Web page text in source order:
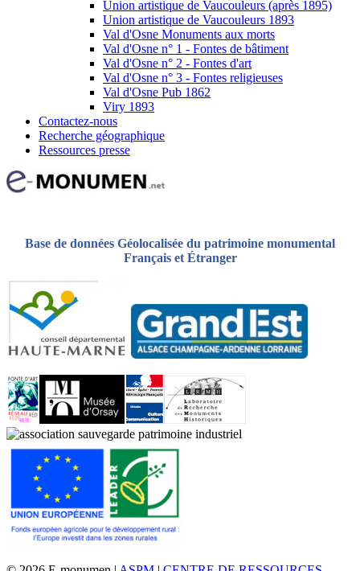
Union artistique de Vaucouleurs (après 1895)
Union artistique de Vaucouleurs 1893
Val d'Osne Monuments aux morts
Val d'Osne n° 1 - Fontes de bâtiment
Val d'Osne n° 2 - Fontes d'art
Val d'Osne n° 3 - Fontes religieuses
Val d'Osne Pub 1862
Viry 1893
Contactez-nous
Recherche géographique
Ressources presse
Base de données Géolocalisée du patrimoine monumental
Français et Étranger